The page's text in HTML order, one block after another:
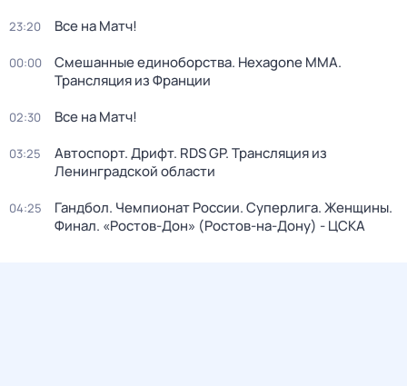
23:20 Все на Матч!
00:00
Смешанные единоборства. Hexagone MMA.
Трансляция из Франции
02:30 Все на Матч!
03:25
Автоспорт. Дрифт. RDS GP. Трансляция из
Ленинградской области
04:25
Гандбол. Чемпионат России. Суперлига. Женщины.
Финал. «Ростов-Дон» (Ростов-на-Дону) - ЦСКА